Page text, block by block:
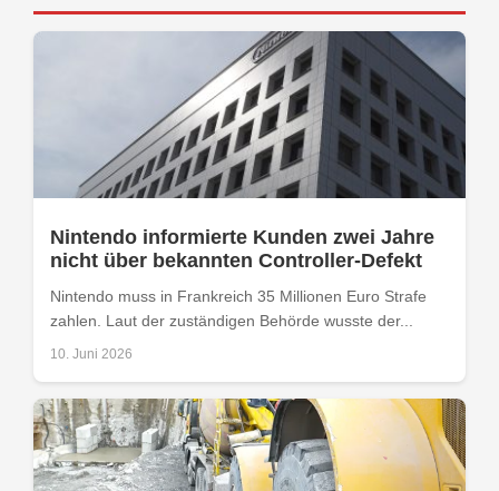
Nintendo informierte Kunden zwei Jahre
nicht über bekannten Controller-Defekt
Nintendo muss in Frankreich 35 Millionen Euro Strafe
zahlen. Laut der zuständigen Behörde wusste der...
10. Juni 2026